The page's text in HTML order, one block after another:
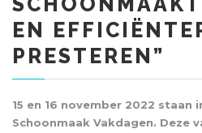
EN
PRESTEREN”
15 en 16 november 2022 staan
Schoonmaak Vakdagen. Deze